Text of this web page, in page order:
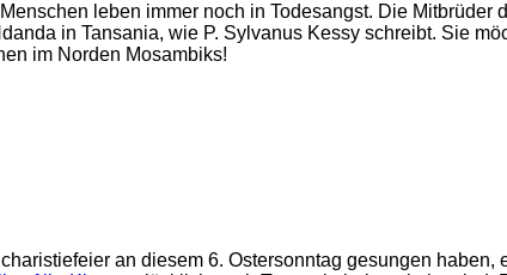
leben immer noch in Todesangst. Die Mitbrüder
in Tansania, wie P. Sylvanus Kessy schreibt. Sie
im Norden Mosambiks!
an diesem 6. Ostersonntag gesungen haben,